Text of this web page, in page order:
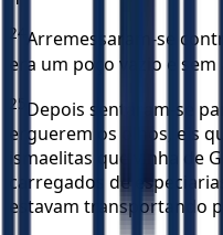
24 Arremessaram-se
era um poço vazio e sem
25 Depois sentaram-se
erguerem os olhos, eis
ismaelitas que vinha de
carregados de
estavam transportando